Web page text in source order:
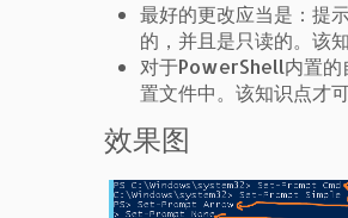
最好的更改应当是：提
的，并且是只读的。该
对于PowerShell内置的
置文件中。该知识点才
效果图